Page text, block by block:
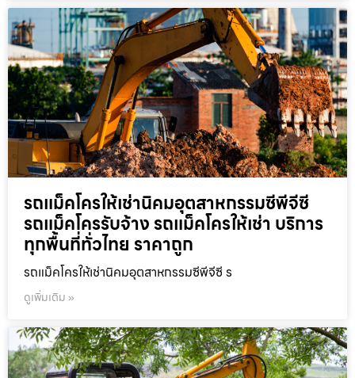
รถแม็คโครให้เช่านิคมอุตสาหกรรมซีพีจีซี
รถแม็คโครรับจ้าง รถแม็คโครให้เช่า บริการ
ทุกพื้นที่ทั่วไทย ราคาถูก
รถแม็คโครให้เช่านิคมอุตสาหกรรมซีพีจีซี ร
ดูเพิ่มเติม »